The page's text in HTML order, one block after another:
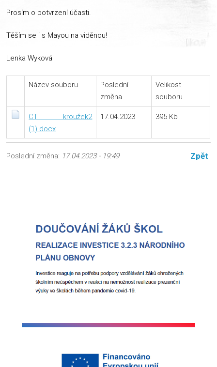
Prosím o potvrzení účasti.
Těším se i s Mayou na viděnou!
Lenka Wyková
Název souboru
Poslední
změna
Velikost
souboru
CT kroužek2
(1).docx
17.04.2023 395 Kb
Poslední změna: 17.04.2023 - 19:49 Zpět